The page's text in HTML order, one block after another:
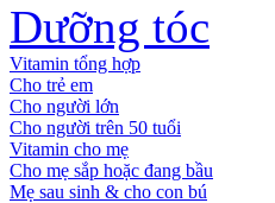
Dưỡng tóc
Vitamin tổng hợp
Cho trẻ em
Cho người lớn
Cho người trên 50 tuổi
Vitamin cho mẹ
Cho mẹ sắp hoặc đang bầu
Mẹ sau sinh & cho con bú